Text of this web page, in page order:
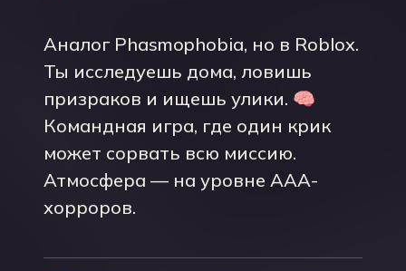
Аналог Phasmophobia, но в Roblox.
Ты исследуешь дома, ловишь
призраков и ищешь улики. 🧠
Командная игра, где один крик
может сорвать всю миссию.
Атмосфера — на уровне AAA-
хорроров.